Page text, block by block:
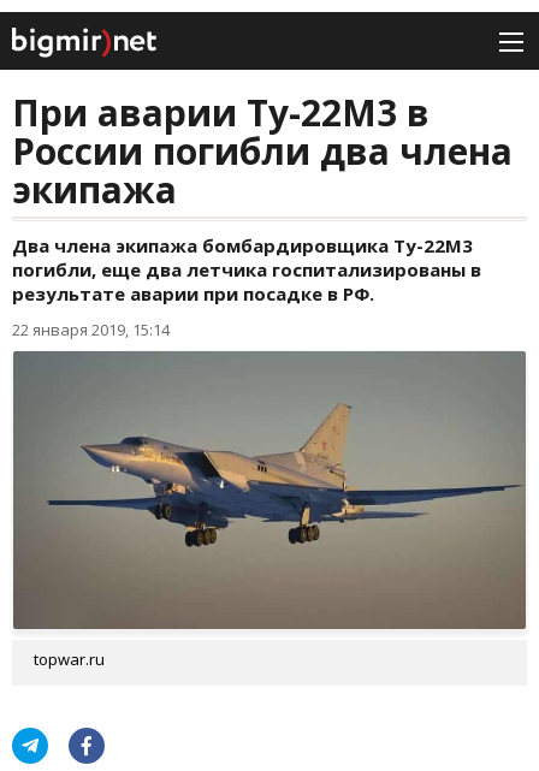
При аварии Ту-22М3 в
России погибли два члена
экипажа
Два члена экипажа бомбардировщика Ту-22М3
погибли, еще два летчика госпитализированы в
результате аварии при посадке в РФ.
22 января 2019, 15:14
topwar.ru